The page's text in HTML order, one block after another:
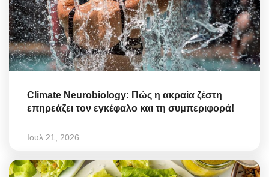
Climate Neurobiology: Πώς η ακραία ζέστη
επηρεάζει τον εγκέφαλο και τη συμπεριφορά!
Ιουλ 21, 2026